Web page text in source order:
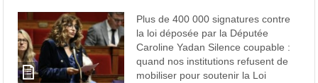
Plus de 400 000 signatures contre
la loi déposée par la Députée
Caroline Yadan Silence coupable :
quand nos institutions refusent de
mobiliser pour soutenir la Loi